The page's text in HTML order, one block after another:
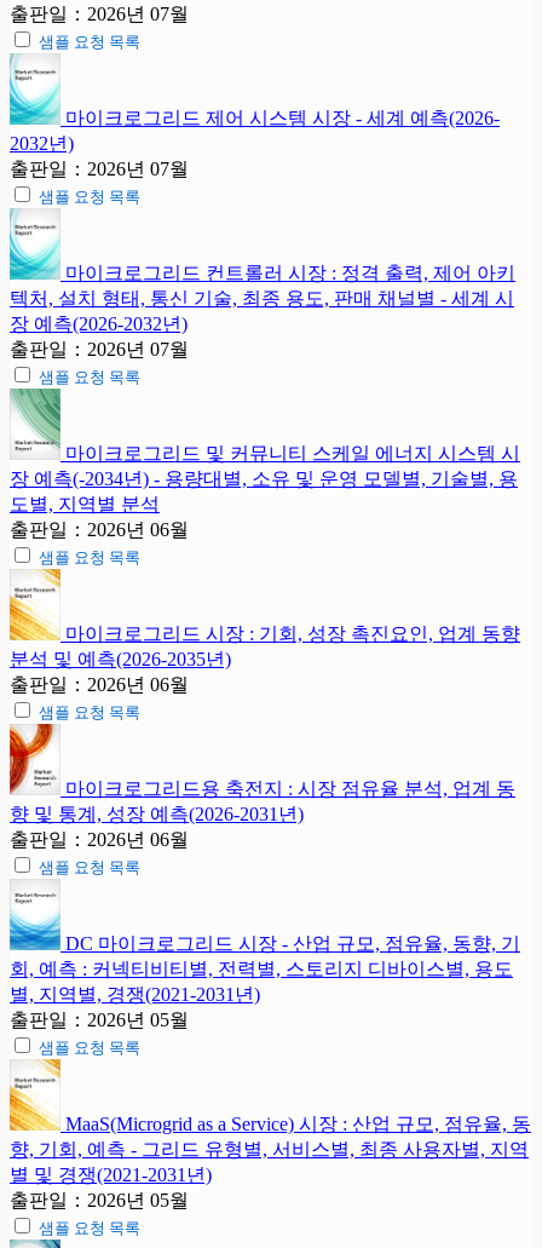
출판일：2026년 07월
샘플 요청 목록
마이크로그리드 제어 시스템 시장 - 세계 예측(2026-
2032년)
출판일：2026년 07월
샘플 요청 목록
마이크로그리드 컨트롤러 시장 : 정격 출력, 제어 아키
텍처, 설치 형태, 통신 기술, 최종 용도, 판매 채널별 - 세계 시
장 예측(2026-2032년)
출판일：2026년 07월
샘플 요청 목록
마이크로그리드 및 커뮤니티 스케일 에너지 시스템 시
장 예측(-2034년) - 용량대별, 소유 및 운영 모델별, 기술별, 용
도별, 지역별 분석
출판일：2026년 06월
샘플 요청 목록
마이크로그리드 시장 : 기회, 성장 촉진요인, 업계 동향
분석 및 예측(2026-2035년)
출판일：2026년 06월
샘플 요청 목록
마이크로그리드용 축전지 : 시장 점유율 분석, 업계 동
향 및 통계, 성장 예측(2026-2031년)
출판일：2026년 06월
샘플 요청 목록
DC 마이크로그리드 시장 - 산업 규모, 점유율, 동향, 기
회, 예측 : 커넥티비티별, 전력별, 스토리지 디바이스별, 용도
별, 지역별, 경쟁(2021-2031년)
출판일：2026년 05월
샘플 요청 목록
MaaS(Microgrid as a Service) 시장 : 산업 규모, 점유율, 동
향, 기회, 예측 - 그리드 유형별, 서비스별, 최종 사용자별, 지역
별 및 경쟁(2021-2031년)
출판일：2026년 05월
샘플 요청 목록